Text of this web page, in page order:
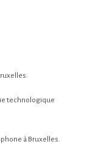
technologique
à Bruxelles.